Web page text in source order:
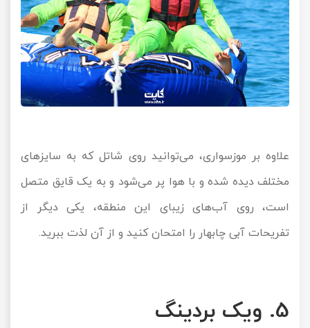
علاوه بر موزسواری، می‌توانید روی شاتل که به سایزهای
مختلف دیده شده و با هوا پر می‌شود و به یک قایق متصل
است، روی آب‌های زیبای این منطقه، یکی دیگر از
تفریحات آبی چابهار را امتحان کنید و از آن لذت ببرید.
5. ویک بردینگ